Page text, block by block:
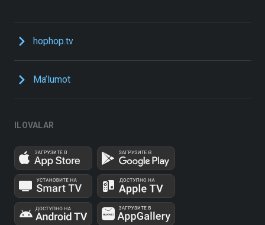
hophop.tv
Ma’lumot
ILOVALAR